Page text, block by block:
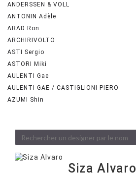
ANDERSSEN & VOLL
ANTONIN Adèle
ARAD Ron
ARCHIRIVOLTO
ASTI Sergio
ASTORI Miki
AULENTI Gae
AULENTI GAE / CASTIGLIONI PIERO
AZUMI Shin
Siza Alvaro